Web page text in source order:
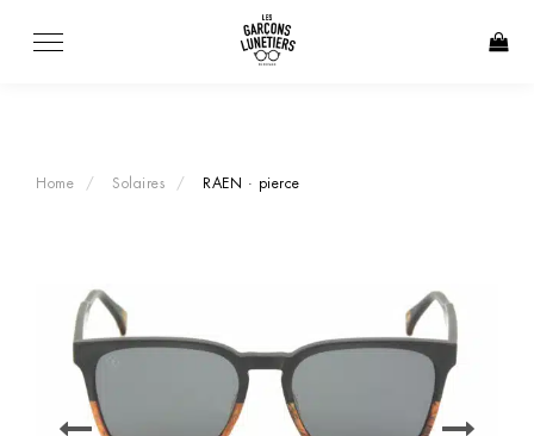
Home Solaires RAEN · pierce